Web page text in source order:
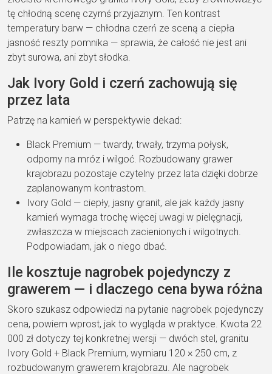
tę chłodną scenę czymś przyjaznym. Ten kontrast
temperatury barw — chłodna czerń ze sceną a ciepła
jasność reszty pomnika — sprawia, że całość nie jest ani
zbyt surowa, ani zbyt słodka.
Jak Ivory Gold i czerń zachowują się
przez lata
Patrzę na kamień w perspektywie dekad:
Black Premium — twardy, trwały, trzyma połysk,
odporny na mróz i wilgoć. Rozbudowany grawer
krajobrazu pozostaje czytelny przez lata dzięki dobrze
zaplanowanym kontrastom.
Ivory Gold — ciepły, jasny granit, ale jak każdy jasny
kamień wymaga trochę więcej uwagi w pielęgnacji,
zwłaszcza w miejscach zacienionych i wilgotnych.
Podpowiadam, jak o niego dbać.
Ile kosztuje nagrobek pojedynczy z
grawerem — i dlaczego cena bywa różna
Skoro szukasz odpowiedzi na pytanie nagrobek pojedynczy
cena, powiem wprost, jak to wygląda w praktyce. Kwota 22
000 zł dotyczy tej konkretnej wersji — dwóch stel, granitu
Ivory Gold + Black Premium, wymiaru 120 × 250 cm, z
rozbudowanym grawerem krajobrazu. Ale nagrobek